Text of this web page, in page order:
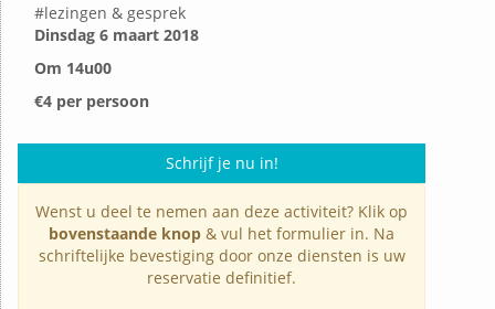
#lezingen & gesprek
Dinsdag 6 maart 2018
Om 14u00
€4 per persoon
Schrijf je nu in!
Wenst u deel te nemen aan deze activiteit? Klik op
bovenstaande knop & vul het formulier in. Na
schriftelijke bevestiging door onze diensten is uw
reservatie definitief.